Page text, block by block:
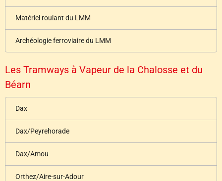
Matériel roulant du LMM
Archéologie ferroviaire du LMM
Les Tramways à Vapeur de la Chalosse et du
Béarn
Dax
Dax/Peyrehorade
Dax/Amou
Orthez/Aire-sur-Adour